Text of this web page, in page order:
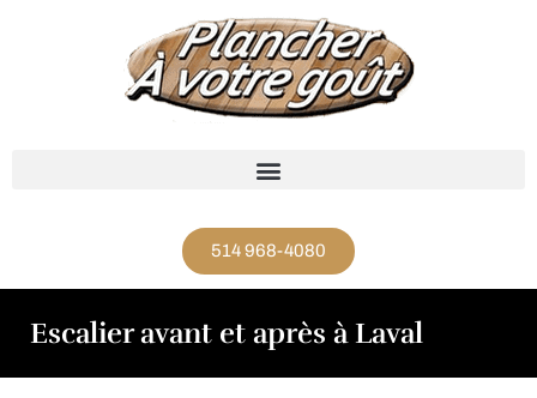
514 968-4080
Escalier avant et après à Laval